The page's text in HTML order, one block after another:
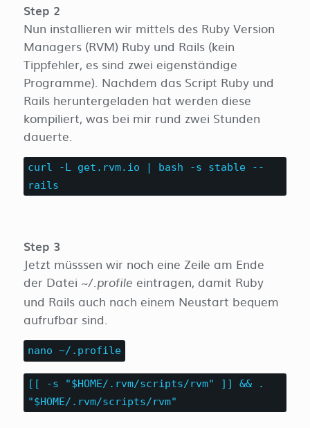
Step 2
Nun installieren wir mittels des Ruby Version
Managers (RVM) Ruby und Rails (kein
Tippfehler, es sind zwei eigenständige
Programme). Nachdem das Script Ruby und
Rails heruntergeladen hat werden diese
kompiliert, was bei mir rund zwei Stunden
dauerte.
curl -L get.rvm.io | bash -s stable --
rails
Step 3
Jetzt müsssen wir noch eine Zeile am Ende
der Datei ~/.profile eintragen, damit Ruby
und Rails auch nach einem Neustart bequem
aufrufbar sind.
nano ~/.profile
[[ -s "$HOME/.rvm/scripts/rvm" ]] && .
"$HOME/.rvm/scripts/rvm"